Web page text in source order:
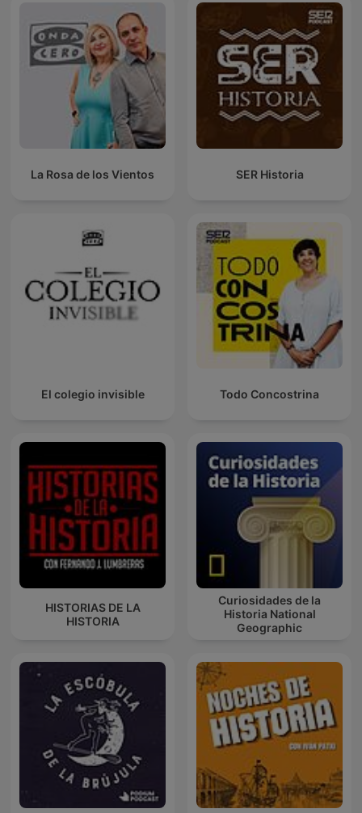
La Rosa de los Vientos SER Historia
El colegio invisible Todo Concostrina
HISTORIAS DE LA
HISTORIA
Curiosidades de la
Historia National
Geographic